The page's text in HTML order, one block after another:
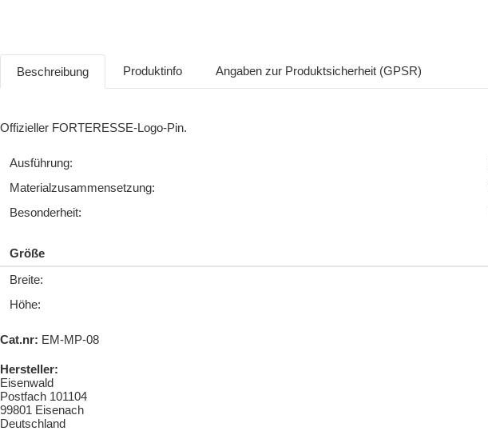
Beschreibung Produktinfo Angaben zur Produktsicherheit (GPSR)
Offizieller FORTERESSE-Logo-Pin.
Ausführung:
Materialzusammensetzung:
Besonderheit:
Größe
Breite:
Höhe:
Cat.nr: EM-MP-08
Hersteller:
Eisenwald
Postfach 101104
99801 Eisenach
Deutschland